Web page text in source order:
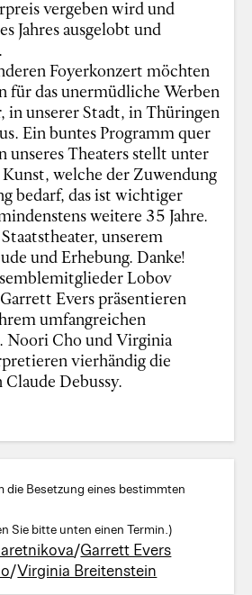
vergeben wird und
Jahres ausgelobt und
Foyerkonzert möchten
für das unermüdliche Werben
in unserer Stadt, in Thüringen
Ein buntes Programm quer
unseres Theaters stellt unter
Kunst, welche der Zuwendung
bedarf, das ist wichtiger
weitere 35 Jahre.
unserem
und Erhebung. Danke!
Lobov
Evers präsentieren
umfangreichen
Noori Cho und Virginia
vierhändig die
Claude Debussy.
die Besetzung eines bestimmten
Sie bitte unten einen Termin.)
/Garrett Evers
/Virginia Breitenstein